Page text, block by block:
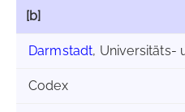
[b]
Darmstadt, Universitäts-
Codex